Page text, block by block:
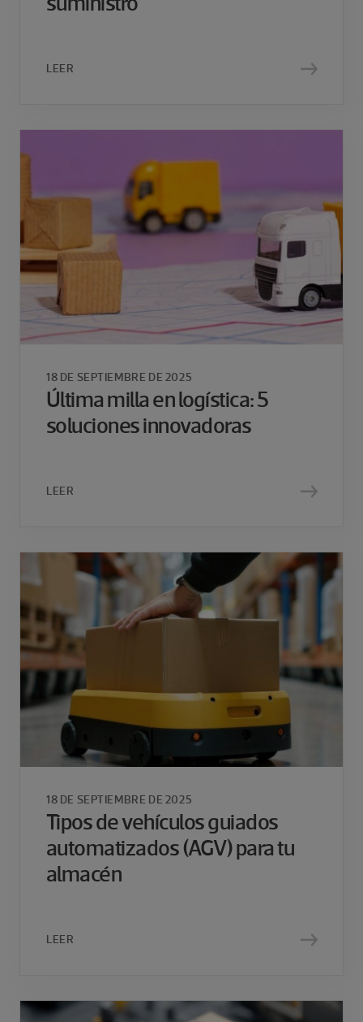
LEER
18 DE SEPTIEMBRE DE 2025
Última milla en logística: 5
soluciones innovadoras
LEER
18 DE SEPTIEMBRE DE 2025
Tipos de vehículos guiados
automatizados (AGV) para tu
almacén
LEER